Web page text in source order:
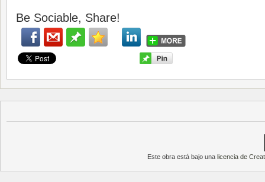
Be Sociable, Share!
Este obra está bajo unalicencia de